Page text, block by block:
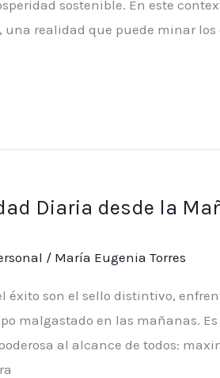
sostenible. En este
realidad que puede minar
Diaria desde la
/ María Eugenia Torres
éxito son el sello distintivo,
malgastado en las mañanas.
al alcance de todos: